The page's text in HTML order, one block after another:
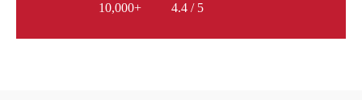
10,000+
4.4 / 5